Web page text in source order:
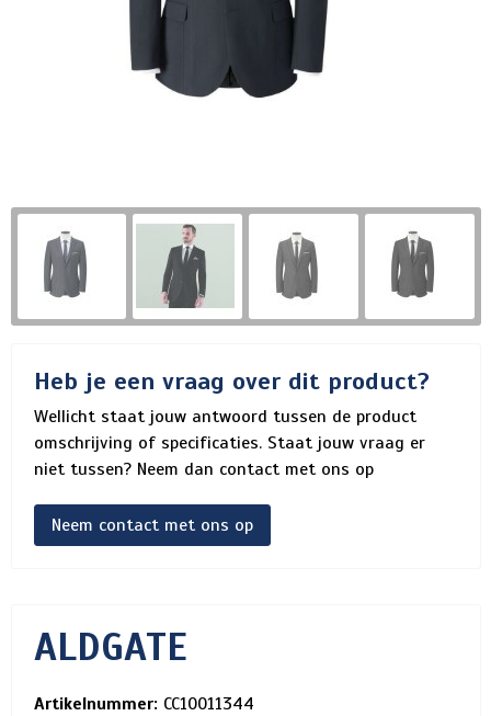
Heb je een vraag over dit product?
Wellicht staat jouw antwoord tussen de product
omschrijving of specificaties. Staat jouw vraag er
niet tussen? Neem dan contact met ons op
Neem contact met ons op
ALDGATE
Artikelnummer: CC10011344